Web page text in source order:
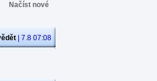
Načíst nové
| 7.8 07:08